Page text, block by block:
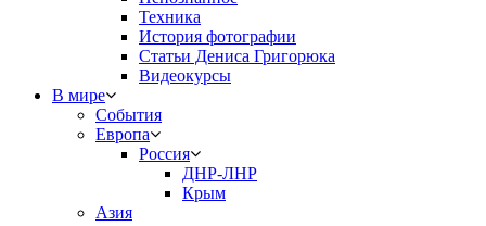
Техника
История фотографии
Статьи Дениса Григорюка
Видеокурсы
В мире
События
Европа
Россия
ДНР-ЛНР
Крым
Азия